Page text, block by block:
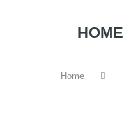
HOME
Home